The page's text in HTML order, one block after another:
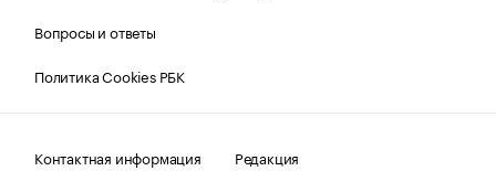
Вопросы и ответы
Политика Cookies РБК
Контактная информация Редакция